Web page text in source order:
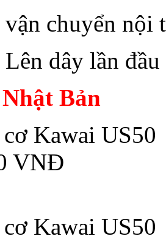
chuyển nội
dây lần đầu
Bản
Kawai US50
VNĐ
Kawai US50